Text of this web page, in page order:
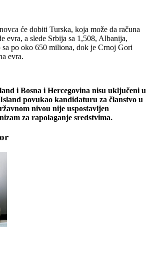
će dobiti Turska, koja može da računa
evra, a slede Srbija sa 1,508, Albanija,
po oko 650 miliona, dok je Crnoj Gori
evra.
i Bosna i Hercegovina nisu uključeni u
povukao kandidaturu za članstvo u
nivou nije uspostavljen
za rapolaganje sredstvima.